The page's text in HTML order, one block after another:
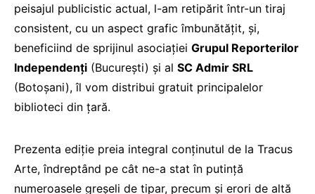
peisajul publicistic actual, l-am retipărit într-un tiraj
consistent, cu un aspect grafic îmbunătățit, și,
beneficiind de sprijinul asociației Grupul Reporterilor
Independenți (București) și al SC Admir SRL
(Botoșani), îl vom distribui gratuit principalelor
biblioteci din țară.
Prezenta ediție preia integral conținutul de la Tracus
Arte, îndreptând pe cât ne-a stat în putință
numeroasele greșeli de tipar, precum și erori de altă